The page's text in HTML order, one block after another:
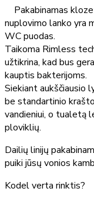
Pakabinamas
nuplovimo lanko yra
WC puodas.
Taikoma Rimless
užtikrina, kad bus
kauptis bakterijoms.
Siekiant aukščiausio
be standartinio
vandieniui, o tualetą
ploviklių.
Dailių linijų
puiki jūsų vonios
Kodel verta rinktis?